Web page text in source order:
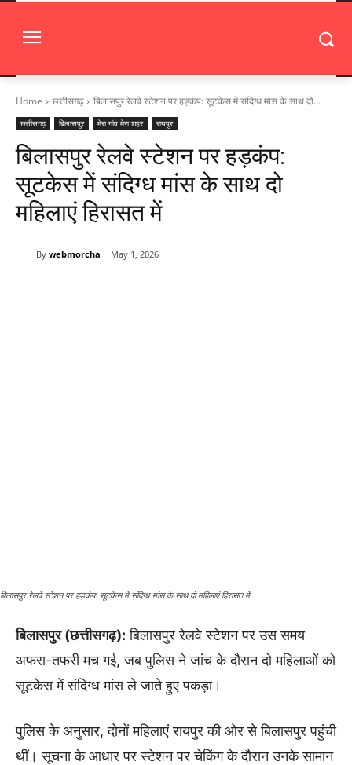
Home छत्तीसगढ़ बिलासपुर रेलवे स्टेशन पर हड़कंप: सूटकेस में संदिग्ध मांस के साथ दो...
छत्तीसगढ़ बिलासपुर मेरा गांव मेरा शहर रायपुर
बिलासपुर रेलवे स्टेशन पर हड़कंप:
सूटकेस में संदिग्ध मांस के साथ दो
महिलाएं हिरासत में
By webmorcha May 1, 2026
बिलासपुर रेलवे स्टेशन पर हड़कंप: सूटकेस में संदिग्ध मांस के साथ दो महिलाएं हिरासत में
बिलासपुर (छत्तीसगढ़): बिलासपुर रेलवे स्टेशन पर उस समय
अफरा-तफरी मच गई, जब पुलिस ने जांच के दौरान दो महिलाओं को
सूटकेस में संदिग्ध मांस ले जाते हुए पकड़ा।
पुलिस के अनुसार, दोनों महिलाएं रायपुर की ओर से बिलासपुर पहुंची
थीं। सूचना के आधार पर स्टेशन पर चेकिंग के दौरान उनके सामान